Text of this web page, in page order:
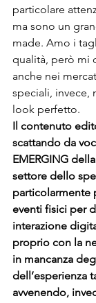
particolare
ma sono un
made. Amo i
qualità, però mi
anche nei
speciali, invece,
look perfetto.
Il contenuto
scattando da
EMERGING
settore dello
particolarmente
eventi fisici per
interazione
proprio con la
in mancanza
dell’esperienza
avvenendo,